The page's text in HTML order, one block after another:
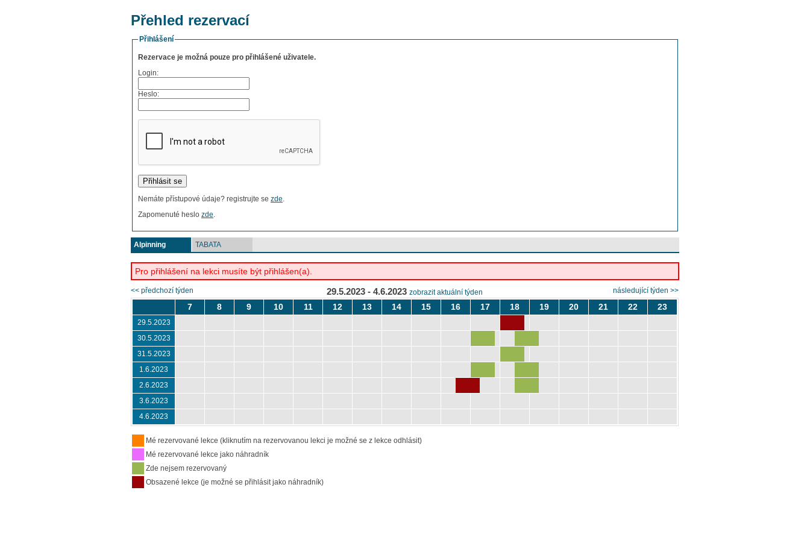
Přehled rezervací
Přihlášení
Rezervace je možná pouze pro přihlášené uživatele.
Login:
Heslo:
Nemáte přístupové údaje? registrujte se zde.
Zapomenuté heslo zde.
Alpinning TABATA
Pro přihlášení na lekci musíte být přihlášen(a).
<< předchozí týden 29.5.2023 - 4.6.2023 zobrazit aktuální týden následující týden >>
7 8 9 10 11 12 13 14 15 16 17 18 19 20 21 22 23
29.5.2023
30.5.2023
31.5.2023
1.6.2023
2.6.2023
3.6.2023
4.6.2023
Mé rezervované lekce (kliknutím na rezervovanou lekci je možné se z lekce odhlásit)
Mé rezervované lekce jako náhradník
Zde nejsem rezervovaný
Obsazené lekce (je možné se přihlásit jako náhradník)